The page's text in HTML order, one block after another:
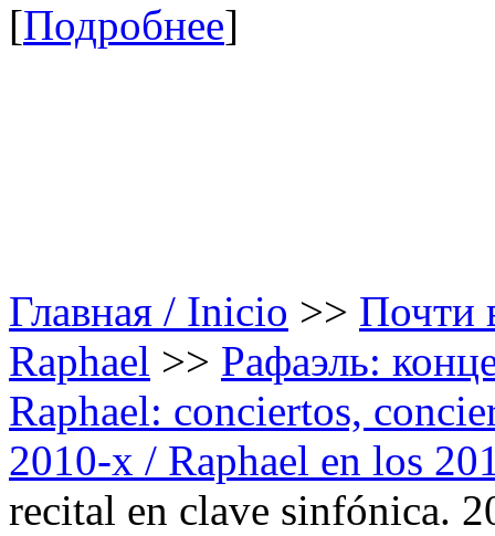
[Подробнее]
Главная / Inicio >> Почти
Raphael >> Рафаэль:
Raphael: conciertos,
2010-х / Raphael en los
recital en clave sinfónica.